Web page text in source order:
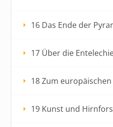
16 Das Ende der
17 Über die
18 Zum
19 Kunst und